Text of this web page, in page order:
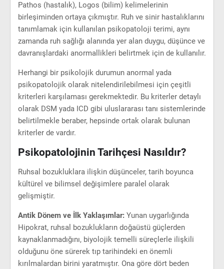
Pathos (hastalık), Logos (bilim) kelimelerinin
birleşiminden ortaya çıkmıştır. Ruh ve sinir hastalıklarını
tanımlamak için kullanılan psikopatoloji terimi, aynı
zamanda ruh sağlığı alanında yer alan duygu, düşünce ve
davranışlardaki anormallikleri belirtmek için de kullanılır.
Herhangi bir psikolojik durumun anormal yada
psikopatolojik olarak nitelendirilebilmesi için çeşitli
kriterleri karşılaması gerekmektedir. Bu kriterler detaylı
olarak DSM yada ICD gibi uluslararası tanı sistemlerinde
belirtilmekle beraber, hepsinde ortak olarak bulunan
kriterler de vardır.
Psikopatolojinin Tarihçesi Nasıldır?
Ruhsal bozukluklara ilişkin düşünceler, tarih boyunca
kültürel ve bilimsel değişimlere paralel olarak
gelişmiştir.
Antik Dönem ve İlk Yaklaşımlar: Yunan uygarlığında
Hipokrat, ruhsal bozuklukların doğaüstü güçlerden
kaynaklanmadığını, biyolojik temelli süreçlerle ilişkili
olduğunu öne sürerek tıp tarihindeki en önemli
kırılmalardan birini yaratmıştır. Ona göre dört beden